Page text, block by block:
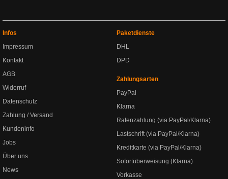
Infos
Impressum
Kontakt
AGB
Widerruf
Datenschutz
Zahlung / Versand
Kundeninfo
Jobs
Über uns
News
Paketdienste
DHL
DPD
Zahlungsarten
PayPal
Klarna
Ratenzahlung (via PayPal/Klarna)
Lastschrift (via PayPal/Klarna)
Kreditkarte (via PayPal/Klarna)
Sofortüberweisung (Klarna)
Vorkasse